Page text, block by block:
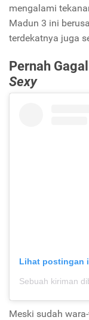
mengalami
Madun 3 ini
terdekatnya juga
Pernah
Sexy
Lihat postingan
Meski sudah